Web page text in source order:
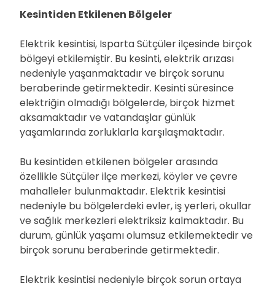
Kesintiden Etkilenen Bölgeler
Elektrik kesintisi, Isparta Sütçüler ilçesinde birçok
bölgeyi etkilemiştir. Bu kesinti, elektrik arızası
nedeniyle yaşanmaktadır ve birçok sorunu
beraberinde getirmektedir. Kesinti süresince
elektriğin olmadığı bölgelerde, birçok hizmet
aksamaktadır ve vatandaşlar günlük
yaşamlarında zorluklarla karşılaşmaktadır.
Bu kesintiden etkilenen bölgeler arasında
özellikle Sütçüler ilçe merkezi, köyler ve çevre
mahalleler bulunmaktadır. Elektrik kesintisi
nedeniyle bu bölgelerdeki evler, iş yerleri, okullar
ve sağlık merkezleri elektriksiz kalmaktadır. Bu
durum, günlük yaşamı olumsuz etkilemektedir ve
birçok sorunu beraberinde getirmektedir.
Elektrik kesintisi nedeniyle birçok sorun ortaya